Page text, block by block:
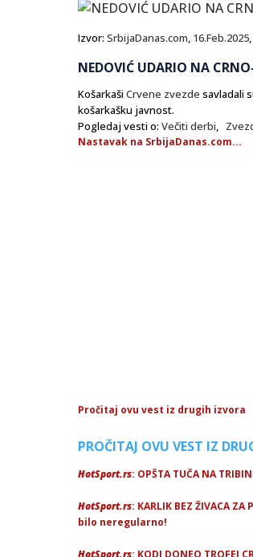
Izvor: SrbijaDanas.com, 16.Feb.2025
NEDOVIĆ UDARIO NA
Košarkaši Crvene zvezde savladali
košarkašku javnost.
Pogledaj vesti o: Večiti derbi,
Nastavak na SrbijaDanas.com...
Pročitaj ovu vest iz drugih izvora
PROČITAJ OVU VEST IZ
HotSport.rs: OPŠTA TUČA NA
HotSport.rs: KARLIK BEZ ŽIVACA
bilo neregularno!